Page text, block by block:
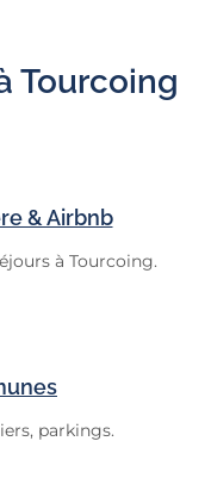
Tourcoing
& Airbnb
à Tourcoing.
parkings.